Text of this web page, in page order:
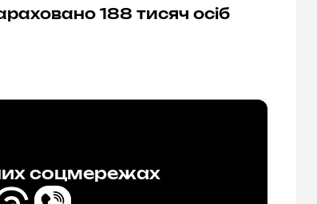
188 тисяч осіб
соцмережах